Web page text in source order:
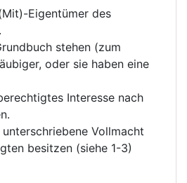
Eigentümer des
stehen (zum
oder sie haben eine
Interesse nach
unterschriebene Vollmacht
besitzen (siehe 1-3)